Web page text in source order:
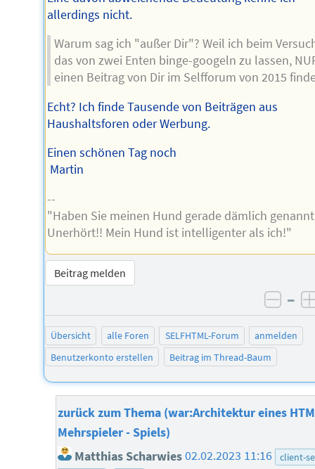
allerdings nicht.
Warum sag ich "außer Dir"? Weil ich beim
das von zwei Enten binge-googeln zu lassen,
einen Beitrag von Dir im Selfforum von 2015
Echt? Ich finde Tausende von Beiträgen aus
Haushaltsforen oder Werbung.
Einen schönen Tag noch
Martin
--
"Haben Sie meinen Hund gerade dämlich
Unerhört!! Mein Hund ist intelligenter als ich!"
Beitrag melden
–
Übersicht alle Foren SELFHTML-Forum
anmelden
Benutzerkonto erstellen
Beitrag im Thread-Baum
zurück zum Thema (war:Architektur eines
Mehrspieler - Spiels)
Matthias Scharwies02.02.2023 11:16
client-